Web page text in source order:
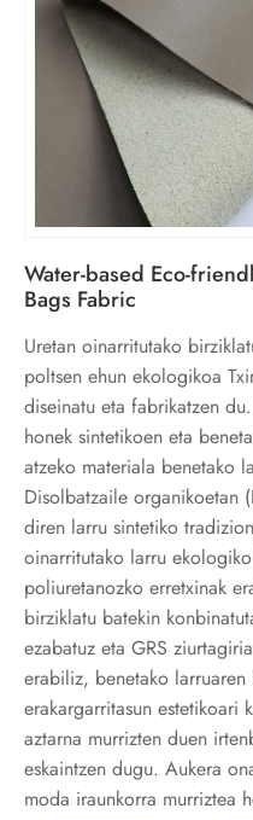
Water-based Eco-
Bags Fabric
Uretan oinarritutako
poltsen ehun ekologikoa
diseinatu eta fabrikatzen
honek sintetikoen eta
atzeko materiala benetako
Disolbatzaile organikoetan
diren larru sintetiko
oinarritutako larru
poliuretanozko erretxinak
birziklatu batekin
ezabatuz eta GRS
erabiliz, benetako
erakargarritasun estetikoari
aztarna murrizten duen
eskaintzen dugu. Aukera
moda iraunkorra murriztea